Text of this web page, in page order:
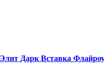
Дарк Вставка